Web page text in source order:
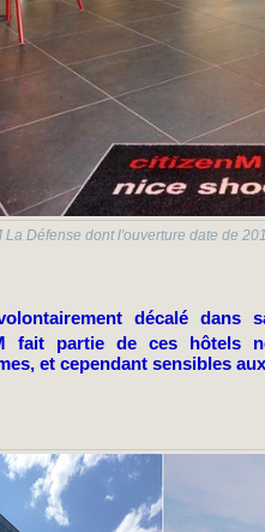
Défense dont l'ouverture date de
décalé dans
fait partie de ces hôtels
et cependant sensibles